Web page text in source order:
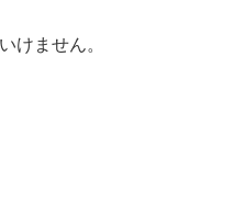
けません。